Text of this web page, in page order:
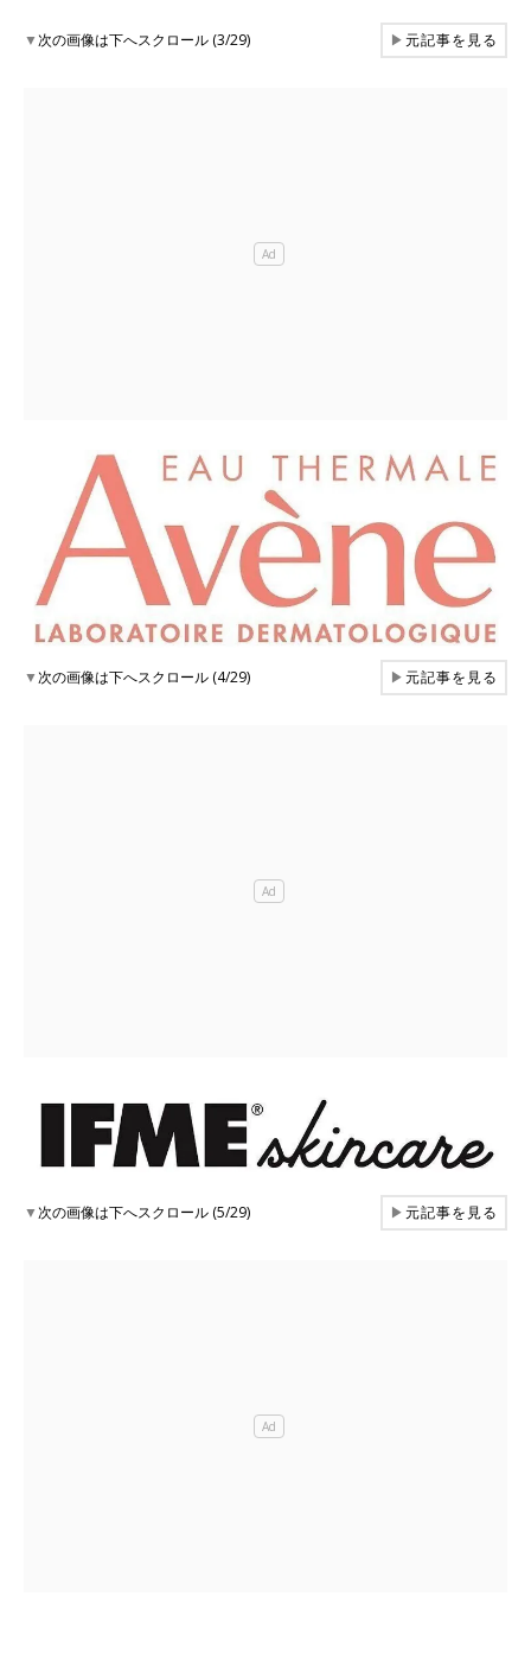
▼次の画像は下へスクロール (3/29) ▶元記事を見る
▼次の画像は下へスクロール (4/29) ▶元記事を見る
▼次の画像は下へスクロール (5/29) ▶元記事を見る